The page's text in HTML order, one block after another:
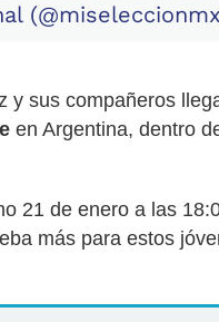
y sus compañeros
en Argentina, dentro
21 de enero a las
más para estos